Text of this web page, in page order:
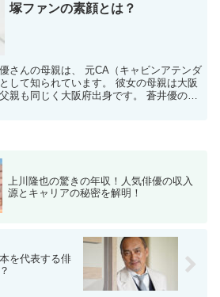
塚ファンの素顔とは？
さんの母親は、 元CA（キャビンアテンダ
して知られています。 彼女の母親は大阪
親も同じく大阪府出身です。 蒼井優の母
上川隆也の驚きの年収！人気俳優の収入
源とキャリアの秘密を解明！
を代表する俳